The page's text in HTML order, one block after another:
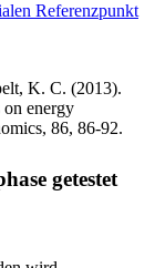
Referenzpunkt
K. C. (2013).
energy
86, 86-92.
getestet